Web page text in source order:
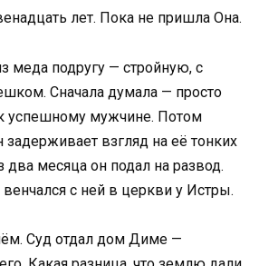
лет. Пока не пришла Она.
меда подругу — стройную, с
Сначала думала — просто
успешному мужчине. Потом
задерживает взгляд на её тонких
два месяца он подал на развод.
с ней в церкви у Истры.
Суд отдал дом Диме —